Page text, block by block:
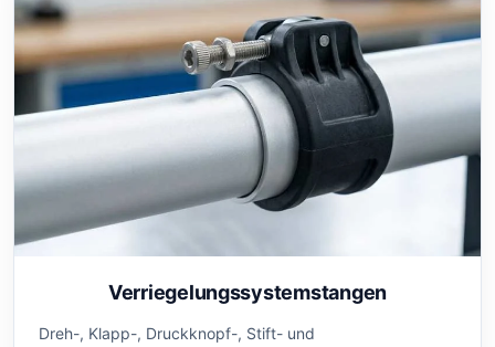
Verriegelungssystemstangen
Dreh-, Klapp-, Druckknopf-, Stift- und